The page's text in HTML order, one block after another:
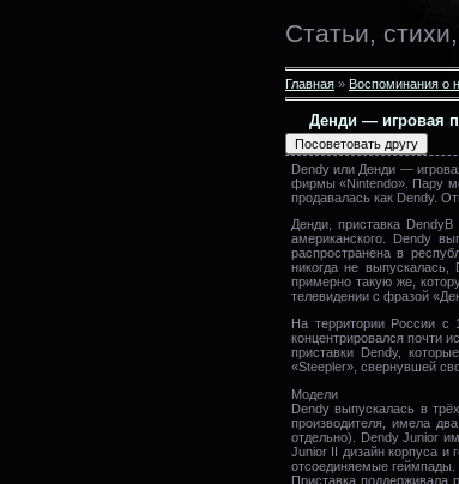
Статьи,
Главная » Воспоминания о
Денди — игровая
Dendy или Денди —
фирмы «Nintendo». Пару
продавалась как Dendy.
Денди, приставка
американского. Dendy
распространена в
никогда не
примерно такую же,
телевидении с фразой
На территории России с
концентрировался почти
приставки Dendy,
«Steepler», свернувшей
Модели
Dendy выпускалась в
производителя, имела
отдельно). Dendy Junior
Junior II дизайн корпуса и
отсоединяемые геймпады.
Приставка поддерживала